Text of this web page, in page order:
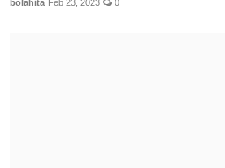
bolahita Feb 23, 2023 0